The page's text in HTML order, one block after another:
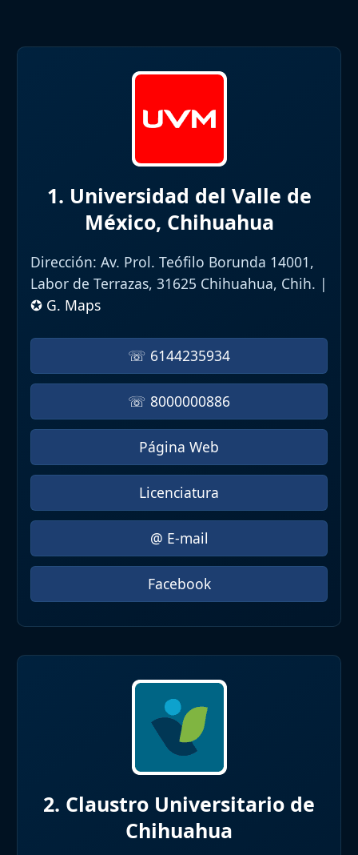
1. Universidad del Valle de
México, Chihuahua
Dirección: Av. Prol. Teófilo Borunda 14001,
Labor de Terrazas, 31625 Chihuahua, Chih. |
✪ G. Maps
☏ 6144235934
☏ 8000000886
Página Web
Licenciatura
@ E-mail
Facebook
2. Claustro Universitario de
Chihuahua